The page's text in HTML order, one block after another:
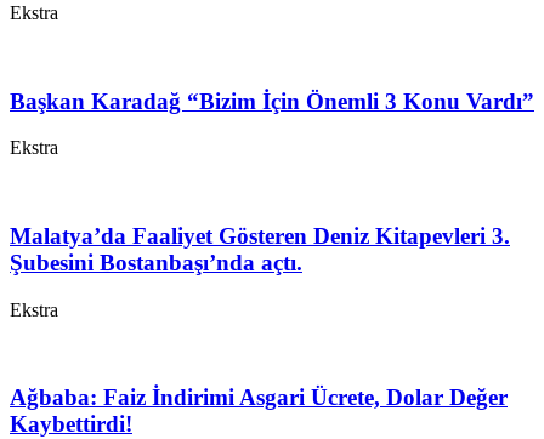
Ekstra
Başkan Karadağ “Bizim İçin Önemli 3 Konu Vardı”
Ekstra
Malatya’da Faaliyet Gösteren Deniz Kitapevleri 3.
Şubesini Bostanbaşı’nda açtı.
Ekstra
Ağbaba: Faiz İndirimi Asgari Ücrete, Dolar Değer
Kaybettirdi!